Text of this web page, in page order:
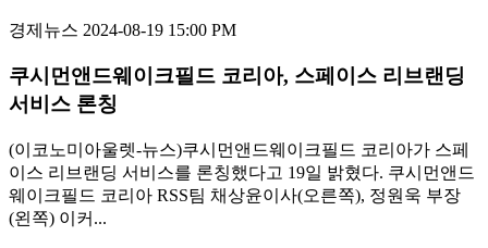
경제뉴스 2024-08-19 15:00 PM
쿠시먼앤드웨이크필드 코리아, 스페이스 리브랜딩
서비스 론칭
(이코노미아울렛-뉴스)쿠시먼앤드웨이크필드 코리아가 스페
이스 리브랜딩 서비스를 론칭했다고 19일 밝혔다. 쿠시먼앤드
웨이크필드 코리아 RSS팀 채상윤이사(오른쪽), 정원욱 부장
(왼쪽) 이커...